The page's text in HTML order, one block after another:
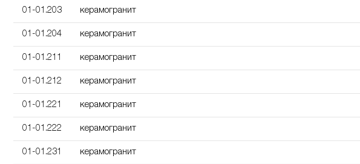
01-01.203 керамогранит
01-01.204 керамогранит
01-01.211 керамогранит
01-01.212 керамогранит
01-01.221 керамогранит
01-01.222 керамогранит
01-01.231 керамогранит